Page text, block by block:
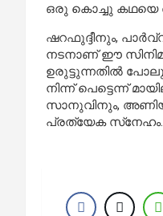
ഒരു കൊച്ചു കഥയെ
ഷറഫുദ്ദീനും,
നടനാണ് ഈ
ഉരുട്ടുന്നതില്‍
നിന്ന് പെട്ടെന്ന്
സാനുവിനും,
പ്രത്യേക സ്‌നേഹം.